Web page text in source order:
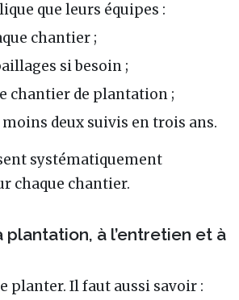
que leurs équipes :
chantier ;
si besoin ;
chantier de plantation ;
deux suivis en trois ans.
systématiquement
chaque chantier.
plantation, à l’entretien et à
planter. Il faut aussi savoir :